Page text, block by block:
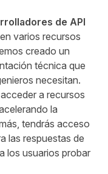
de API
varios recursos
creado un
técnica que
necesitan.
a recursos
la
tendrás acceso
las respuestas de
los usuarios probar